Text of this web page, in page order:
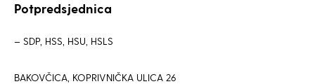
Potpredsjednica
– SDP, HSS, HSU, HSLS
BAKOVČICA, KOPRIVNIČKA ULICA 26